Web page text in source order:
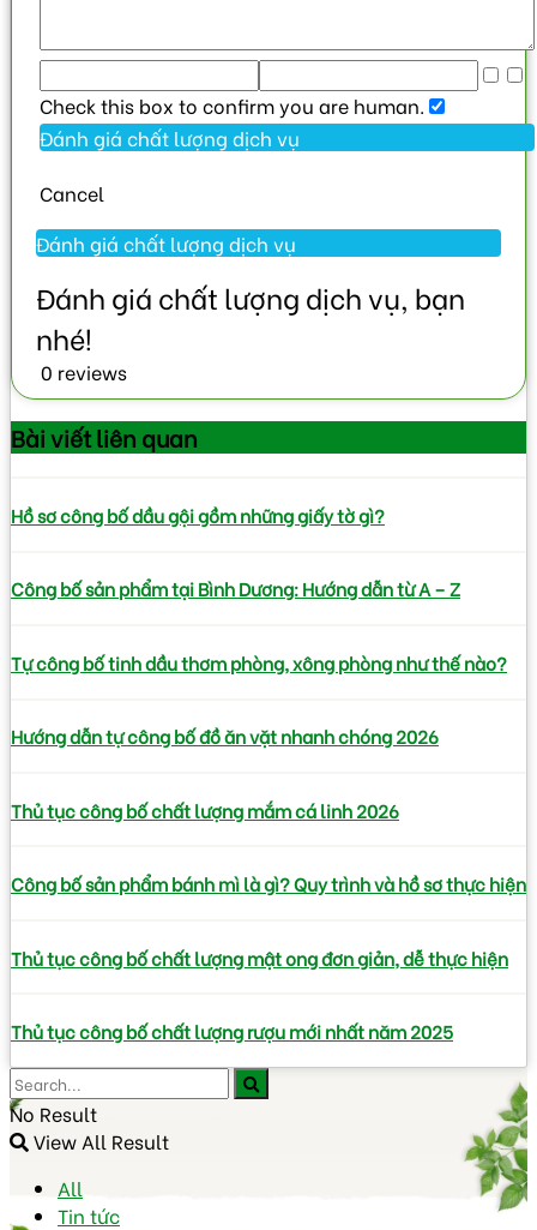
Check this box to confirm you are human.
Cancel
0 reviews
Bài viếtliên quan
Hồ sơ công bố dầu gội gồm những giấy tờ gì?
Công bố sản phẩm tại Bình Dương: Hướng dẫn từ A – Z
Tự công bố tinh dầu thơm phòng, xông phòng như thế nào?
Hướng dẫn tự công bố đồ ăn vặt nhanh chóng 2026
Thủ tục công bố chất lượng mắm cá linh 2026
Công bố sản phẩm bánh mì là gì? Quy trình và hồ sơ thực hiện
Thủ tục công bố chất lượng mật ong đơn giản, dễ thực hiện
Thủ tục công bố chất lượng rượu mới nhất năm 2025
No Result
View All Result
All
Tin tức